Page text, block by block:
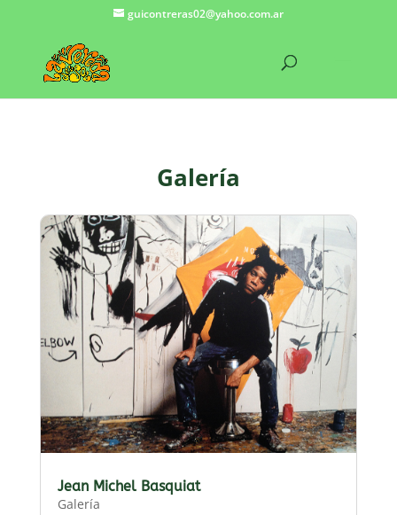
guicontreras02@yahoo.com.ar
Galería
Jean Michel Basquiat
Galería